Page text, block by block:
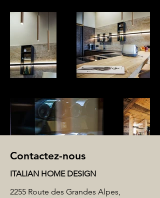
Contactez-nous
ITALIAN HOME DESIGN
2255 Route des Grandes Alpes,